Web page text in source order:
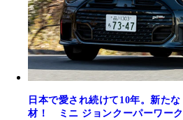
日本で愛され続けて10年。新た
材！ ミニ ジョンクーパーワー